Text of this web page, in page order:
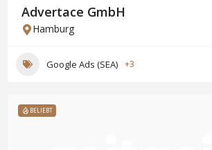
Advertace GmbH
Hamburg
Google Ads (SEA) +3
BELIEBT